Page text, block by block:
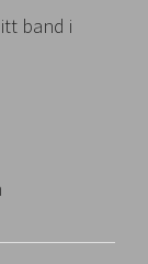
band i